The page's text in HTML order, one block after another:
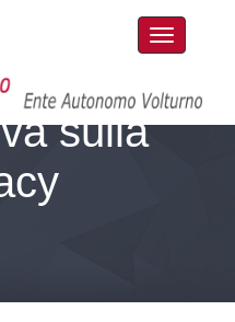
sulla